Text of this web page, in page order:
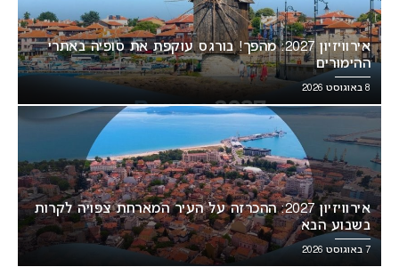
אירוויזיון 2027: מהפך! בורגס עוקפת את סופיה באתרי
ההימורים
8 באוגוסט 2026
אירוויזיון 2027: ההכרזה על העיר המארחת צפויה לקרות
בשבוע הבא
7 באוגוסט 2026